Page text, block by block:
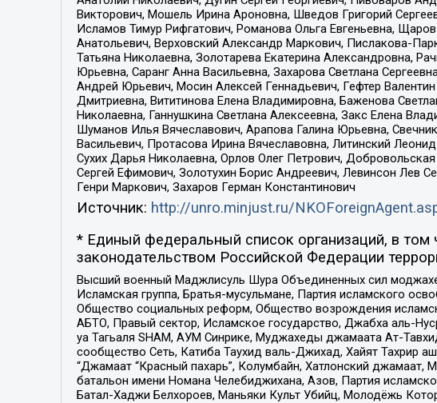
Викторович, Мошель Ирина Ароновна, Шведов Григорий
Исламов Тимур Рифгатович, Романова Ольга Евгеньевна,
Анатольевич, Верховский Александр Маркович, Пислакова-
Татьяна Николаевна, Золотарева Екатерина Александровна,
Юрьевна, Саранг Анна Васильевна, Захарова Светлана
Андрей Юрьевич, Мосин Алексей Геннадьевич, Гефтер
Дмитриевна, Вититинова Елена Владимировна, Баженова
Николаевна, Ганнушкина Светлана Алексеевна, Закс Елена
Шуманов Илья Вячеславович, Арапова Галина Юрьевна,
Васильевич, Протасова Ирина Вячеславовна, Литинский
Сухих Дарья Николаевна, Орлов Олег Петрович,
Сергей Ефимович, Золотухин Борис Андреевич, Левинсон Лев
Генри Маркович, Захаров Герман Константинович
Источник: http://unro.minjust.ru/
* Единый федеральный список организаций, в том
законодательством Российской Федерации
Высший военный Маджлисуль Шура Объединенных сил
Исламская группа, Братья-мусульмане, Партия исламского
Общество социальных реформ, Общество возрождения
АБТО, Правый сектор, Исламское государство, Джабха аль-
уа Тагьаля SHAM, АУМ Синрике, Муджахеды джамаата Ат-
сообщество Сеть, Катиба Таухид валь-Джихад, Хайят Тахрир
“Джамаат “Красный пахарь”, Колумбайн, Хатлонский джамаат,
батальон имени Номана Челебиджихана, Азов, Партия
Батал-Хаджи Белхороев, Маньяки Культ Убийц, Молодёжь